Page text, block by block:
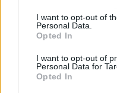
I want to opt-out of
Personal Data.
Opted In
I want to opt-out of
Personal Data for
Opted In